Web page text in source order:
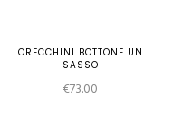
ORECCHINI BOTTONE UN
SASSO
€73.00